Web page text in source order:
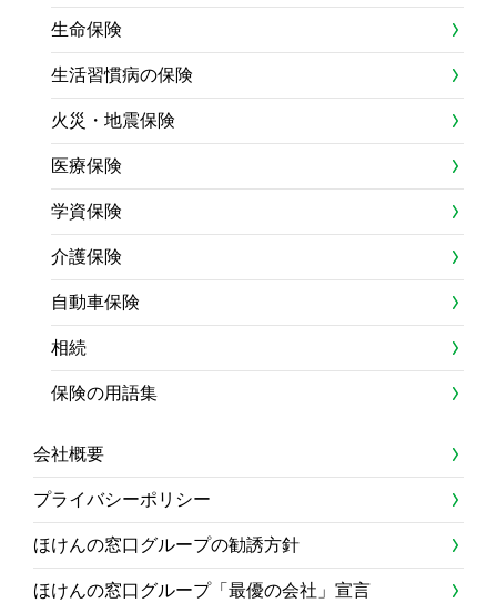
生命保険
生活習慣病の保険
火災・地震保険
医療保険
学資保険
介護保険
自動車保険
相続
保険の用語集
会社概要
プライバシーポリシー
ほけんの窓口グループの勧誘方針
ほけんの窓口グループ「最優の会社」宣言